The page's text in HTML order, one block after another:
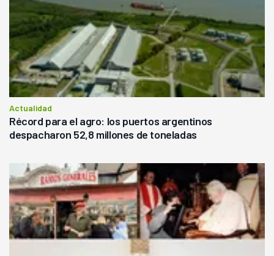
Actualidad
Récord para el agro: los puertos argentinos
despacharon 52,8 millones de toneladas